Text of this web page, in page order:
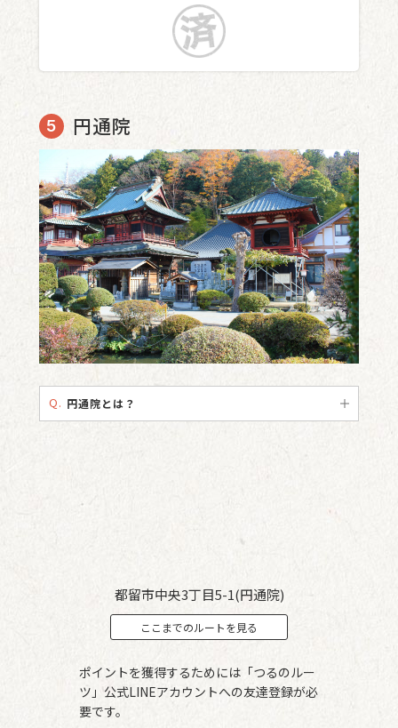
円通院
Q. 円通院とは？
都留市中央3丁目5-1(円通院)
ここまでのルートを見る
ポイントを獲得するためには「つるのルー
ツ」公式LINEアカウントへの友達登録が必
要です。